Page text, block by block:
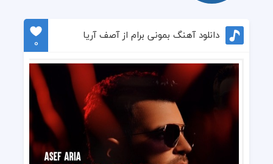
دانلود آهنگ بمونی برام از آصف آریا
0